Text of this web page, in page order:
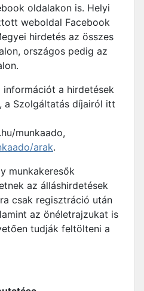
oldalakon is. Helyi
weboldal Facebook
hirdetés az összes
országos pedig az
a hirdetések
a Szolgáltatás díjairól itt
munkaado,
arak.
munkakeresők
az álláshirdetések
csak regisztráció után
az önéletrajzukat is
tudják feltölteni a